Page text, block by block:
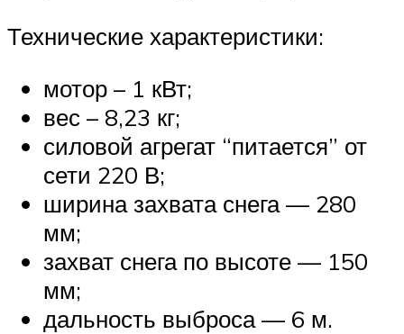
Технические характеристики:
мотор – 1 кВт;
вес – 8,23 кг;
силовой агрегат “питается” от
сети 220 В;
ширина захвата снега — 280
мм;
захват снега по высоте — 150
мм;
дальность выброса — 6 м.